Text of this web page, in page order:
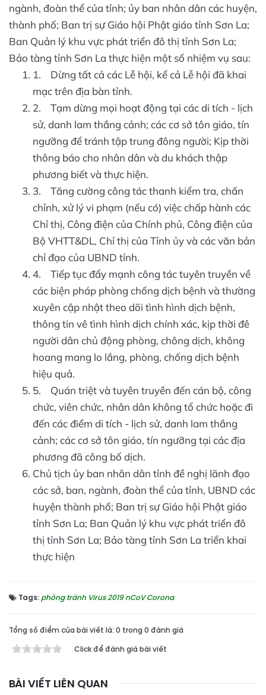
ngành, đoàn thể của tỉnh; ủy ban nhân dân các huyện,
thành phố; Ban trị sự Giáo hội Phật giáo tỉnh Sơn La;
Ban Quản lý khu vực phát triển đô thị tỉnh Sơn La;
Bảo tàng tỉnh Sơn La thực hiện một số nhiệm vụ sau:
1. Dừng tất cả các Lễ hội, kể cả Lễ hội đã khai
mạc trên địa bàn tỉnh.
2. Tạm dừng mọi hoạt động tại các di tích - lịch
sử, danh lam thắng cảnh; các cơ sở tôn giáo, tín
ngưỡng để tránh tập trung đông người; Kịp thời
thông báo cho nhân dân và du khách thập
phương biết và thực hiện.
3. Tăng cường công tác thanh kiểm tra, chấn
chỉnh, xử lý vi phạm (nếu có) việc chấp hành các
Chỉ thị, Công điện của Chính phủ, Công điện của
Bộ VHTT&DL, Chỉ thị của Tỉnh ủy và các văn bản
chỉ đạo của UBND tỉnh.
4. Tiếp tục đẩy mạnh công tác tuyên truyền về
các biện pháp phòng chống dịch bệnh và thường
xuyên cập nhật theo dõi tình hình dịch bệnh,
thông tin vê tình hình dịch chính xác, kịp thời đê
người dân chủ động phòng, chông dịch, không
hoang mang lo lắng, phòng, chống dịch bệnh
hiệu quả.
5. Quán triệt và tuyên truyền đến cán bộ, công
chức, viên chức, nhân dân không tổ chức hoặc đi
đến các điểm di tích - lịch sử, danh lam thắng
cảnh; các cơ sở tôn giáo, tín ngưỡng tại các địa
phương đã công bố dịch.
Chủ tịch ủy ban nhân dân tỉnh đề nghị lãnh đạo
các sở, ban, ngành, đoàn thể của tỉnh, UBND các
huyện thành phố; Ban trị sự Giáo hội Phật giáo
tỉnh Sơn La; Ban Quản lý khu vực phát triển đô
thị tỉnh Sơn La; Bảo tàng tỉnh Sơn La triển khai
thực hiện
Tags: phòng tránh Virus 2019 nCoV Corona
Tổng số điểm của bài viết là: 0 trong 0 đánh giá
Click để đánh giá bài viết
BÀI VIẾT LIÊN QUAN